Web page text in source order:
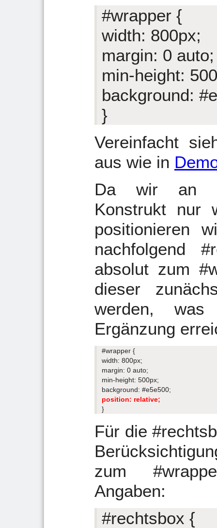
#wrapper {
width: 800px;
margin: 0 auto;
min-height:
background:
}
Vereinfacht
aus wie in
Da wir an
Konstrukt nur
positionieren
nachfolgend
absolut zum
dieser
werden,
Ergänzung
#wrapper {
width: 800px;
margin: 0 auto;
min-height: 500px;
background: #e5e500;
position: relative;
}
Für die
zum
Angaben:
#rechtsbox {